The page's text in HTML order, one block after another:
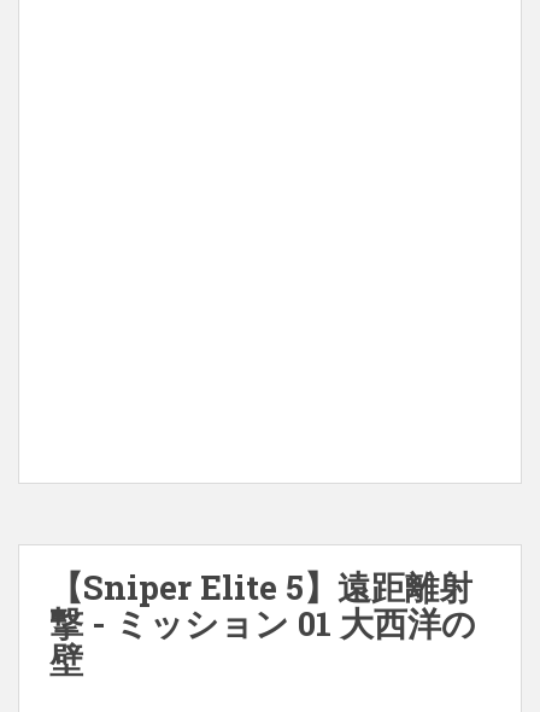
【Sniper Elite 5】遠距離射
撃 - ミッション 01 大西洋の
壁